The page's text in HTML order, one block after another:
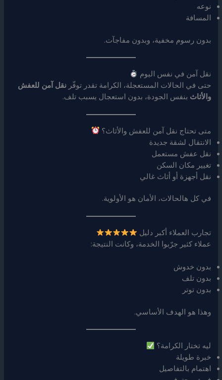
نوعه
المسافة
بدون رسوم مخفية، وبدون مفاجآت.
نقل آمن في نفس اليوم
حتى في الحالات المستعجلة، الكرامة تقدر توفّرنقل آمن للعفش
والأثاث بنفس الجودة، بدون استعجال يسبب تلف.
متى تحتاج نقل آمن للعفش والأثاث؟
الانتقال لشقة جديدة
نقل عفش مستعمل
تغيير مكان السكن
نقل أجهزة أو أثاث غالي
في كل هالحالات، الأمان هو الأولوية.
تجارب العملاء أكبر دليل
عملاء كثير جرّبوا الخدمة، وكانت النتيجة:
بدون خدوش
بدون تلف
بدون توتر
وهذا هو الهدف الأساسي.
ليه تختار الكرامة؟
خبرة طويلة
اهتمام بالتفاصيل